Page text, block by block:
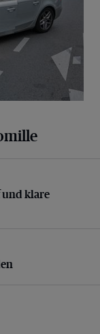
klare Ansage
und klare